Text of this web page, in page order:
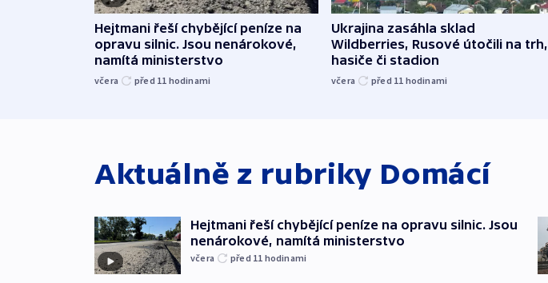
Hejtmani řeší chybějící peníze na
opravu silnic. Jsou nenárokové,
namítá ministerstvo
včera před 11 hodinami
Ukrajina zasáhla sklad
Wildberries, Rusové útočili na trh,
hasiče či stadion
včera před 11 hodinami
Aktuálně z rubriky Domácí
Hejtmani řeší chybějící peníze na opravu silnic. Jsou
nenárokové, namítá ministerstvo
včera před 11 hodinami